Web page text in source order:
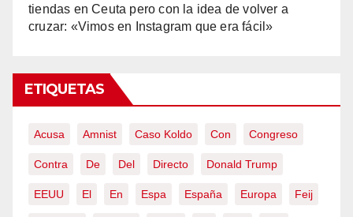
tiendas en Ceuta pero con la idea de volver a
cruzar: «Vimos en Instagram que era fácil»
ETIQUETAS
Acusa Amnist Caso Koldo Con Congreso
Contra De Del Directo Donald Trump
EEUU El En Espa España Europa Feij